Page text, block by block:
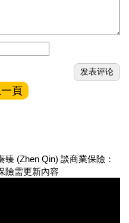
頁
臻 (Zhen Qin) 談商業保險：
險需更新內容